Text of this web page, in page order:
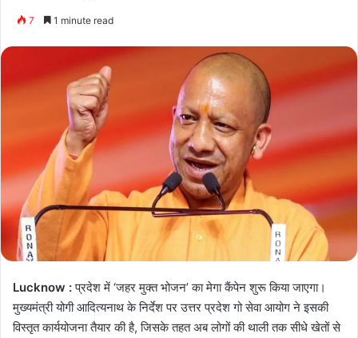
7 1 minute read
Lucknow :प्रदेश में ‘जहर मुक्त भोजन’ का मेगा कैंपेन शुरू किया जाएगा।
मुख्यमंत्री योगी आदित्यनाथ के निर्देश पर उत्तर प्रदेश गो सेवा आयोग ने इसकी
विस्तृत कार्ययोजना तैयार की है, जिसके तहत अब लोगों की थाली तक सीधे खेतों से